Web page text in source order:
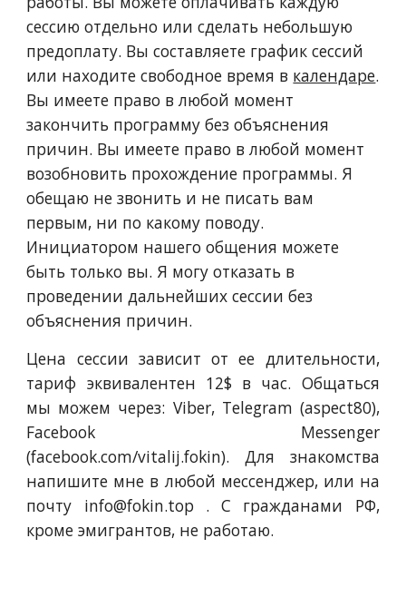
сессию отдельно или сделать небольшую
предоплату. Вы составляете график сессий
или находите свободное время в календаре.
Вы имеете право в любой момент
закончить программу без объяснения
причин. Вы имеете право в любой момент
возобновить прохождение программы. Я
обещаю не звонить и не писать вам
первым, ни по какому поводу.
Инициатором нашего общения можете
быть только вы. Я могу отказать в
проведении дальнейших сессии без
объяснения причин.
Цена сессии зависит от ее длительности,
тариф эквивалентен 12$ в час. Общаться
мы можем через: Viber, Telegram (aspect80),
Facebook Messenger
(facebook.com/vitalij.fokin). Для знакомства
напишите мне в любой мессенджер, или на
почту info@fokin.top . С гражданами РФ,
кроме эмигрантов, не работаю.